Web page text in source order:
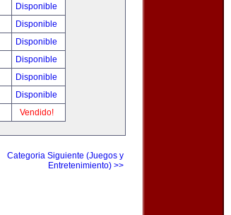
Disponible
Disponible
Disponible
Disponible
Disponible
Disponible
Vendido!
Categoria Siguiente (Juegos y
Entretenimiento) >>